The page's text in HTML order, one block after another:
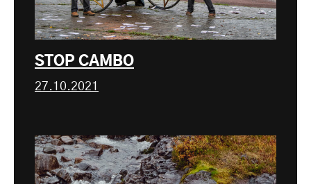
STOP CAMBO
27.10.2021